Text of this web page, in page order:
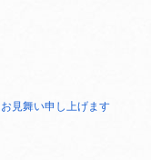
見舞い申し上げます